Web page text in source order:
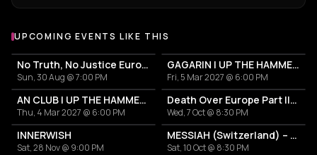
UPCOMING EVENTS LIKE THIS
No Truth, No Justice European Tour 2026
Sun, 30 Aug @ 7:00 PM
GAGARIN | UP THE HAMMERS XXI 2027
Fri, 5 Mar 2027 @ 6:00 PM
AN CLUB | UP THE HAMMERS XXI 2027
Thu, 4 Mar 2027 @ 6:00 PM
Death Over Europe Part II: MAYHEM + UNLEASHED
Wed, 7 Oct @ 8:30 PM
INNERWISH
Sat, 28 Nov @ 9:00 PM
MESSIAH (Switzerland) – celebrating 35 years "Choir Of Horrors" | First time in Greece
Sat, 10 Oct @ 8:30 PM